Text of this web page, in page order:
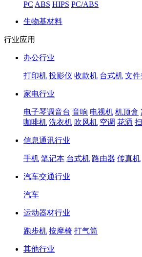
PC ABS HIPS PC/ABS
生物基材料
行业应用
办公行业
打印机 投影仪 收款机 台式机 文件
家电行业
电子琴调音台 音响 电视机 机顶盒
咖啡机 洗衣机 吹风机 空调 花洒
信息通讯行业
手机 笔记本 台式机 路由器 传真机
汽车交通行业
汽车
运动器材行业
跑步机 按摩椅 打气筒
其他行业